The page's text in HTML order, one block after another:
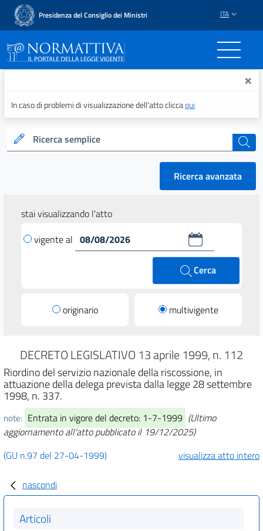
Presidenza del Consiglio dei Ministri ITA
Normattiva - Il portale ×
In caso di problemi di visualizzazione dell’atto cliccaqui
Ricerca semplice cerca
Ricerca avanzata
stai visualizzando l'atto
vigente al
Cerca
originario multivigente
DECRETO LEGISLATIVO 13 aprile 1999, n. 112
Riordino del servizio nazionale della riscossione, in
attuazione della delega prevista dalla legge 28 settembre
1998, n. 337.
note: Entrata in vigore del decreto: 1-7-1999 (Ultimo
aggiornamento all'atto pubblicato il 19/12/2025)
(GU n.97 del 27-04-1999)
visualizza atto intero
nascondi
Articoli